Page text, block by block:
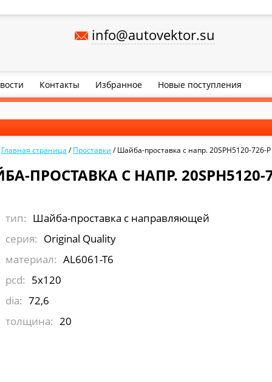
info@autovektor.su
Контакты Избранное Новые поступления
Главная страница /Проставки /Шайба-проставка с напр. 20SPH5120-726-P
ПРОСТАВКА С НАПР. 20SPH5120-
тип: Шайба-проставка с направляющей
серия: Original Quality
материал: AL6061-T6
pcd: 5x120
dia: 72,6
толщина: 20